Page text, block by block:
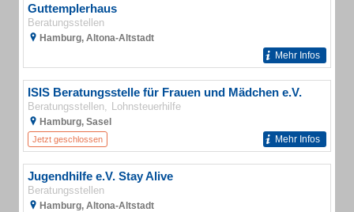
Guttemplerhaus
Beratungsstellen
Hamburg, Altona-Altstadt
Mehr Infos
ISIS Beratungsstelle für Frauen und Mädchen e.V.
Beratungsstellen Lohnsteuerhilfe
Hamburg, Sasel
Jetzt geschlossen Mehr Infos
Jugendhilfe e.V. Stay Alive
Beratungsstellen
Hamburg, Altona-Altstadt